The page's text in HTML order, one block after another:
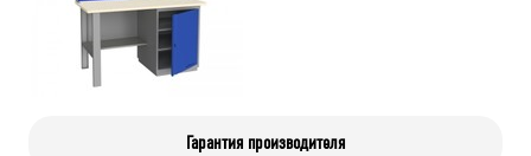
Гарантия производителя